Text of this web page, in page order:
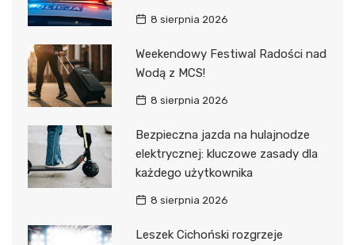
8 sierpnia 2026
Weekendowy Festiwal Radości nad
Wodą z MCS!
8 sierpnia 2026
Bezpieczna jazda na hulajnodze
elektrycznej: kluczowe zasady dla
każdego użytkownika
8 sierpnia 2026
Leszek Cichoński rozgrzeje